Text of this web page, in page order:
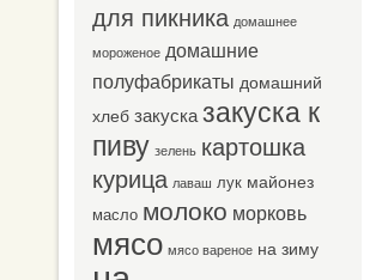
для пикника домашнее
мороженое домашние
полуфабрикаты домашний
хлеб закуска закуска к
пиву зелень картошка
курица лаваш лук майонез
масло молоко морковь
мясо мясо вареное на зиму